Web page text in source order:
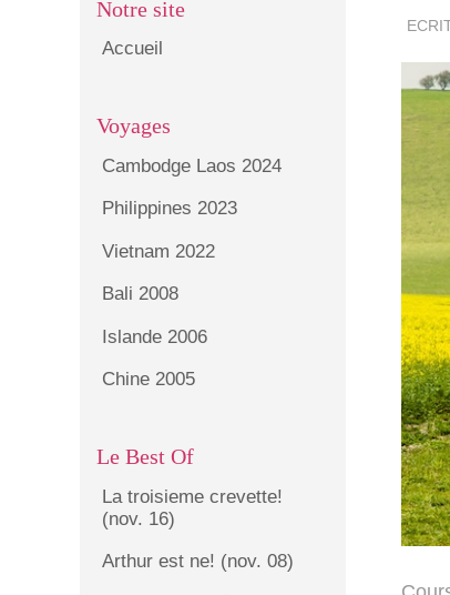
Notre site
Accueil
Voyages
Cambodge Laos 2024
Philippines 2023
Vietnam 2022
Bali 2008
Islande 2006
Chine 2005
Le Best Of
La troisieme crevette!
(nov. 16)
Arthur est ne! (nov. 08)